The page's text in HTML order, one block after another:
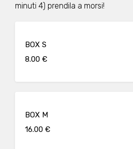
minuti 4) prendila a morsi!
BOX S
8.00 €
BOX M
16.00 €